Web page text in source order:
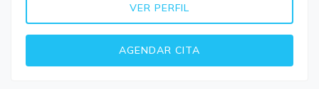
VER PERFIL
AGENDAR CITA